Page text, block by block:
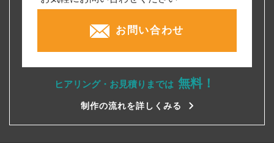
お問い合わせ
ヒアリング・お見積りまでは 無料！
制作の流れを詳しくみる